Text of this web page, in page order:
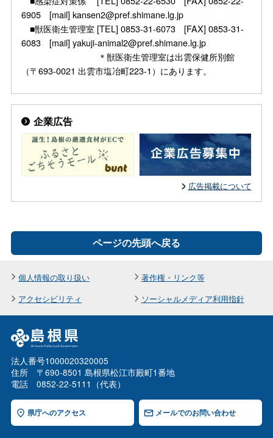
6905 [mail] kansen2@pref.shimane.lg.jp
■獣医衛生管理室 [TEL] 0853-31-6073 [FAX] 0853-31-
6083 [mail] yakuji-animal2@pref.shimane.lg.jp
＊獣医衛生管理室は出雲保健所別館
（〒693-0021 出雲市塩冶町223-1）にあります。
企業広告
広告掲載について
ページの先頭へ戻る
個人情報の取り扱い
著作権・リンク等
アクセシビリティ
ソーシャルメディア利用指針
法人番号1000020320005
住所 〒690-8501 島根県松江市殿町1番地
電話 0852-22-5111（代表）
県庁へのアクセス メールでのお問い合わせ